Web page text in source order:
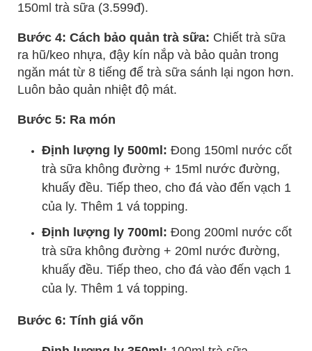
150ml trà sữa (3.599đ).
Bước 4: Cách bảo quản trà sữa: Chiết trà sữa
ra hũ/keo nhựa, đậy kín nắp và bảo quản trong
ngăn mát từ 8 tiếng để trà sữa sánh lại ngon hơn.
Luôn bảo quản nhiệt độ mát.
Bước 5: Ra món
Định lượng ly 500ml: Đong 150ml nước cốt
trà sữa không đường + 15ml nước đường,
khuấy đều. Tiếp theo, cho đá vào đến vạch 1
của ly. Thêm 1 vá topping.
Định lượng ly 700ml: Đong 200ml nước cốt
trà sữa không đường + 20ml nước đường,
khuấy đều. Tiếp theo, cho đá vào đến vạch 1
của ly. Thêm 1 vá topping.
Bước 6: Tính giá vốn